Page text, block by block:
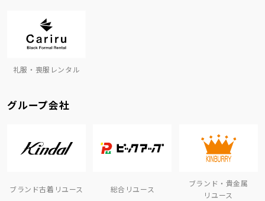
礼服・喪服レンタル
グループ会社
ブランド古着リユース 総合リユース
ブランド・貴金属
リユース